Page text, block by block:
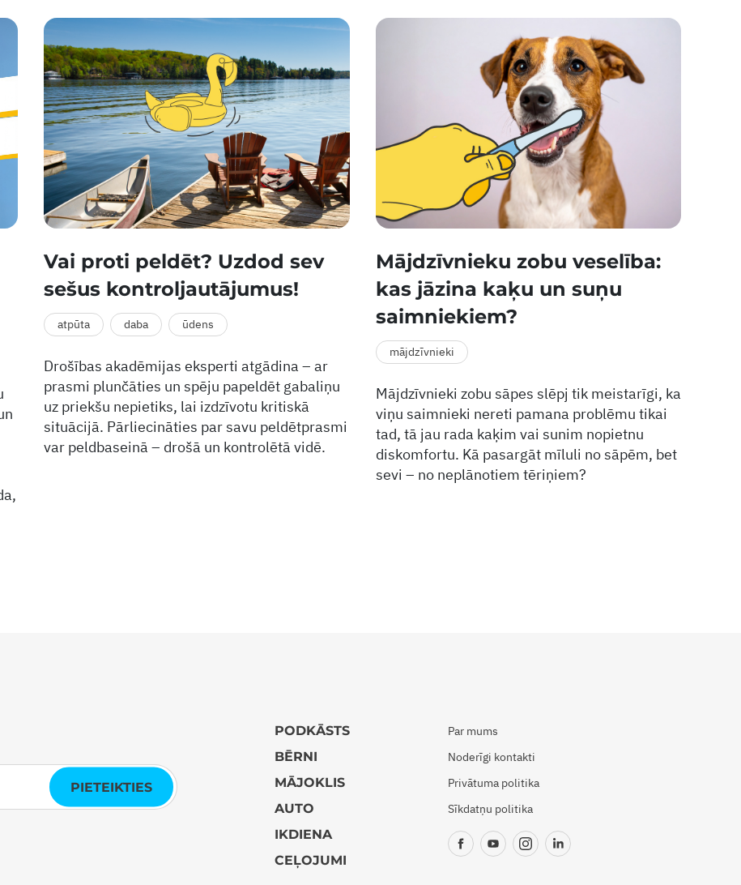
Vai proti peldēt? Uzdod sev
sešus kontroljautājumus!
atpūta daba ūdens
Drošības akadēmijas eksperti atgādina – ar
prasmi plunčāties un spēju papeldēt gabaliņu
uz priekšu nepietiks, lai izdzīvotu kritiskā
situācijā. Pārliecināties par savu peldētprasmi
var peldbaseinā – drošā un kontrolētā vidē.
Mājdzīvnieku zobu veselība:
kas jāzina kaķu un suņu
saimniekiem?
mājdzīvnieki
Mājdzīvnieki zobu sāpes slēpj tik meistarīgi, ka
viņu saimnieki nereti pamana problēmu tikai
tad, tā jau rada kaķim vai sunim nopietnu
diskomfortu. Kā pasargāt mīluli no sāpēm, bet
sevi – no neplānotiem tēriņiem?
PIETEIKTIES
PODKĀSTS
BĒRNI
MĀJOKLIS
AUTO
IKDIENA
CEĻOJUMI
Par mums
Noderīgi kontakti
Privātuma politika
Sīkdatņu politika